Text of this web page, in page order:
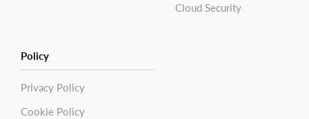
Cloud Security
Policy
Privacy Policy
Cookie Policy